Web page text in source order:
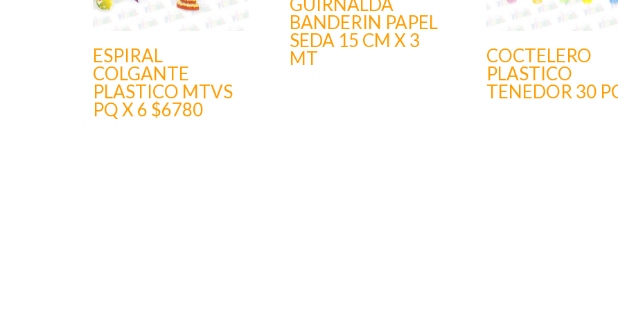
ESPIRAL
COLGANTE
PLASTICO MTVS
PQ X 6 $6780
BANDERIN PAPEL
SEDA 15 CM X 3
MT
COCTELERO
PLASTICO
TENEDOR 30